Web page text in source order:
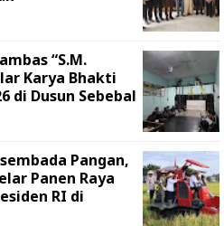
“S.M.
Karya Bhakti
di Dusun Sebebal
Pangan,
Panen Raya
RI di